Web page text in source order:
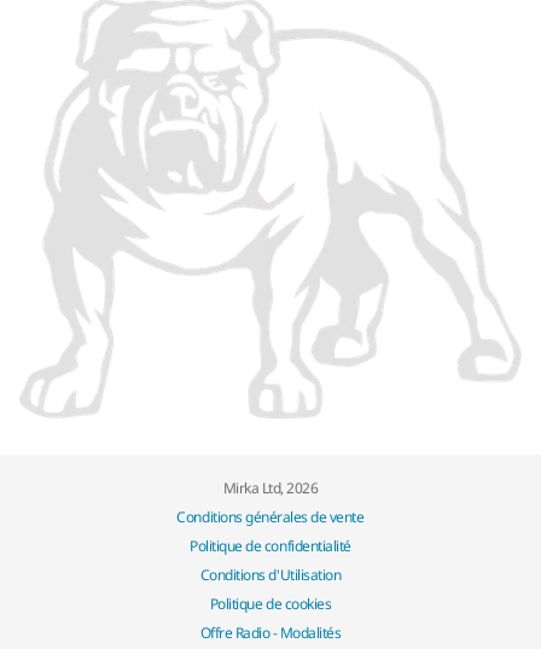
Mirka Ltd, 2026
Conditions générales de vente
Politique de confidentialité
Conditions d'Utilisation
Politique de cookies
Offre Radio - Modalités